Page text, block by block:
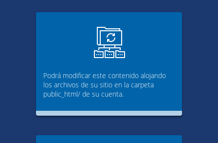
Podrá modificar este contenido alojando
los archivos de su sitio en la carpeta
public_html/ de su cuenta.